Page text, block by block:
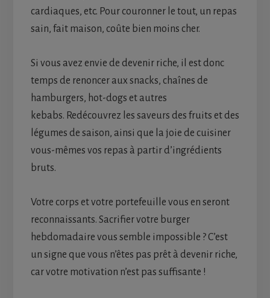
cardiaques, etc. Pour couronner le tout, un repas
sain, fait maison, coûte bien moins cher.
Si vous avez envie de devenir riche, il est donc
temps de renoncer aux snacks, chaînes de
hamburgers, hot-dogs et autres
kebabs. Redécouvrez les saveurs des fruits et des
légumes de saison, ainsi que la joie de cuisiner
vous-mêmes vos repas à partir d’ingrédients
bruts.
Votre corps et votre portefeuille vous en seront
reconnaissants. Sacrifier votre burger
hebdomadaire vous semble impossible ? C’est
un signe que vous n’êtes pas prêt à devenir riche,
car votre motivation n’est pas suffisante !